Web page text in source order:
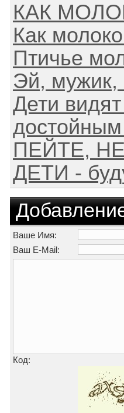
КАК
Как
Птичье
Эй, мужик,
Дети
ПЕЙТЕ,
ДЕТИ -
Ваше Имя:
Ваш E-Mail:
Код: